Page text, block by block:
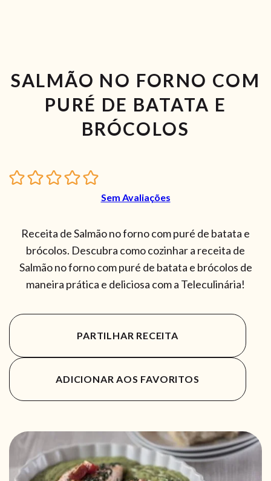
SALMÃO NO FORNO COM
PURÉ DE BATATA E
BRÓCOLOS
Sem Avaliações
Receita de Salmão no forno com puré de batata e
brócolos. Descubra como cozinhar a receita de
Salmão no forno com puré de batata e brócolos de
maneira prática e deliciosa com a Teleculinária!
PARTILHAR RECEITA
ADICIONAR AOS FAVORITOS